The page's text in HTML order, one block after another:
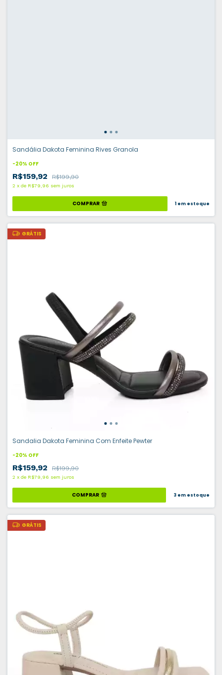
Sandália Dakota Feminina Rives Granola
-20% OFF
R$159,92 R$199,90
2 x de R$79,96 sem juros
COMPRAR 1 em estoque
GRÁTIS
Sandalia Dakota Feminina Com Enfeite Pewter
-20% OFF
R$159,92 R$199,90
2 x de R$79,96 sem juros
COMPRAR 3 em estoque
GRÁTIS